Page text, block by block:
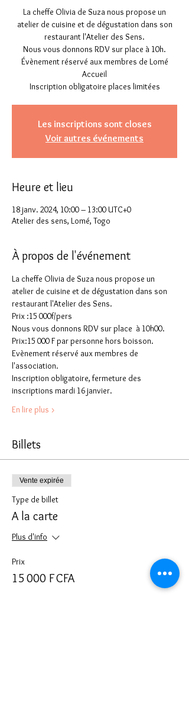
La cheffe Olivia de Suza nous propose un
atelier de cuisine et de dégustation dans son
restaurant l'Atelier des Sens.
Nous vous donnons RDV sur place à 10h.
Évènement réservé aux membres de Lomé
Accueil
Inscription obligatoire places limitées
Les inscriptions sont closes
Voir autres événements
Heure et lieu
18 janv. 2024, 10:00 – 13:00 UTC+0
Atelier des sens, Lomé, Togo
À propos de l'événement
La cheffe Olivia de Suza nous propose un
atelier de cuisine et de dégustation dans son
restaurant l'Atelier des Sens.
Prix :15 000f/pers
Nous vous donnons RDV sur place  à 10h00.
Prix:15 000 F par personne hors boisson.
Evènement réservé aux membres de
l'association.
Inscription obligatoire, fermeture des
inscriptions mardi 16 janvier.
En lire plus >
Billets
Vente expirée
Type de billet
A la carte
Plus d'info
Prix
15 000 F CFA